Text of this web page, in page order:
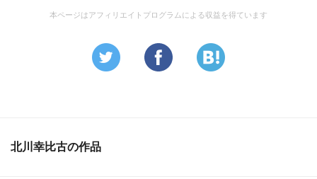
本ページはアフィリエイトプログラムによる収益を得ています
北川幸比古の作品